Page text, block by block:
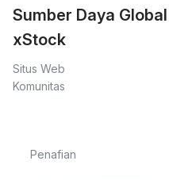
Sumber Daya
xStock
Situs Web
Komunitas
Penafian